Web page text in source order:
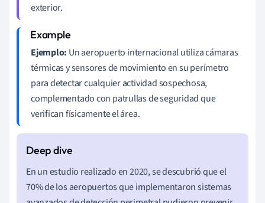
exterior.
Ejemplo: Un aeropuerto internacional utiliza cámaras
térmicas y sensores de movimiento en su perímetro
para detectar cualquier actividad sospechosa,
complementado con patrullas de seguridad que
verifican físicamente el área.
En un estudio realizado en 2020, se descubrió que el
70% de los aeropuertos que implementaron sistemas